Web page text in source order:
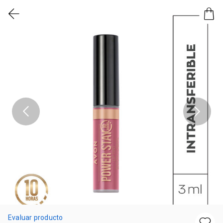
Evaluar producto